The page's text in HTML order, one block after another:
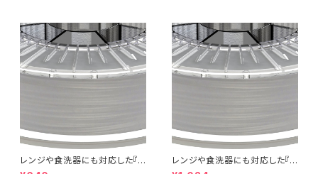
レンジや食洗器にも対応した『C
entaur PP』：お試しサンプル 5
レンジや食洗器にも対応した『C
entaur PP』：お試しサンプル 1